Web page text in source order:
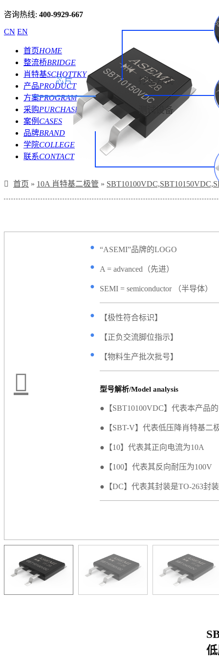
咨询热线: 400-9929-667
CN EN
首页HOME
整流桥BRIDGE
肖特基SCHOTTKY
产品PRODUCT
方案PROGRAM
采购PURCHASE
案例 CASES
品牌BRAND
学院COLLEGE
联系CONTACT
首页 » 10A 肖特基二极管 »
● “ASEMI”品牌的LOGO
● A = advanced（先进）
● SEMI = semiconductor （半导体）
● 【极性符合标识】
● 【正负交流脚位指示】
● 【物料生产批次批号】
型号解析/Model analysis
●【SBT10100VDC】代表本产品
●【SBT-V】代表低压降肖特基二
●【10】代表其正向电流为10A
●【100】代表其反向耐压为100V
●【DC】代表其封装是TO-263封装
芯片 打标方式
测试设备